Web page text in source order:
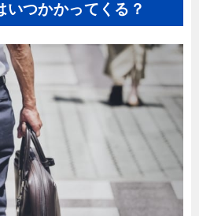
つかかってくる？